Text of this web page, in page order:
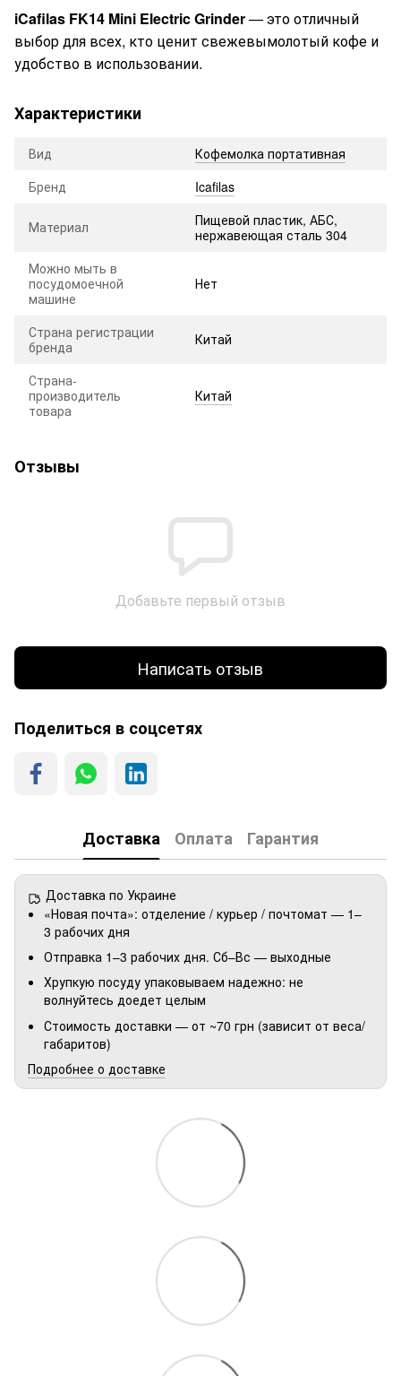
iCafilas FK14 Mini Electric Grinder— это отличный
выбор для всех, кто ценит свежевымолотый кофе и
удобство в использовании.
Характеристики
Вид
Кофемолка портативная
Бренд
Icafilas
Материал
Пищевой пластик, АБС,
нержавеющая сталь 304
Можно мыть в
посудомоечной
машине
Нет
Страна регистрации
бренда
Китай
Страна-
производитель
товара
Китай
Отзывы
Добавьте первый отзыв
Написать отзыв
Поделиться в соцсетях
Доставка Оплата Гарантия
Доставка по Украине
«Новая почта»: отделение / курьер / почтомат — 1–
3 рабочих дня
Отправка 1–3 рабочих дня. Сб–Вс — выходные
Хрупкую посуду упаковываем надежно: не
волнуйтесь доедет целым
Стоимость доставки — от ~70 грн (зависит от веса/
габаритов)
Подробнее о доставке